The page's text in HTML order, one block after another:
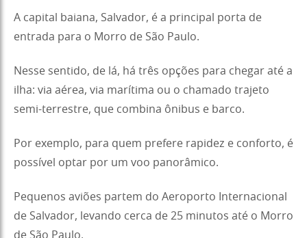
A capital baiana, Salvador, é a principal porta de
entrada para o Morro de São Paulo.
Nesse sentido, de lá, há três opções para chegar até a
ilha: via aérea, via marítima ou o chamado trajeto
semi-terrestre, que combina ônibus e barco.
Por exemplo, para quem prefere rapidez e conforto, é
possível optar por um voo panorâmico.
Pequenos aviões partem do Aeroporto Internacional
de Salvador, levando cerca de 25 minutos até o Morro
de São Paulo.